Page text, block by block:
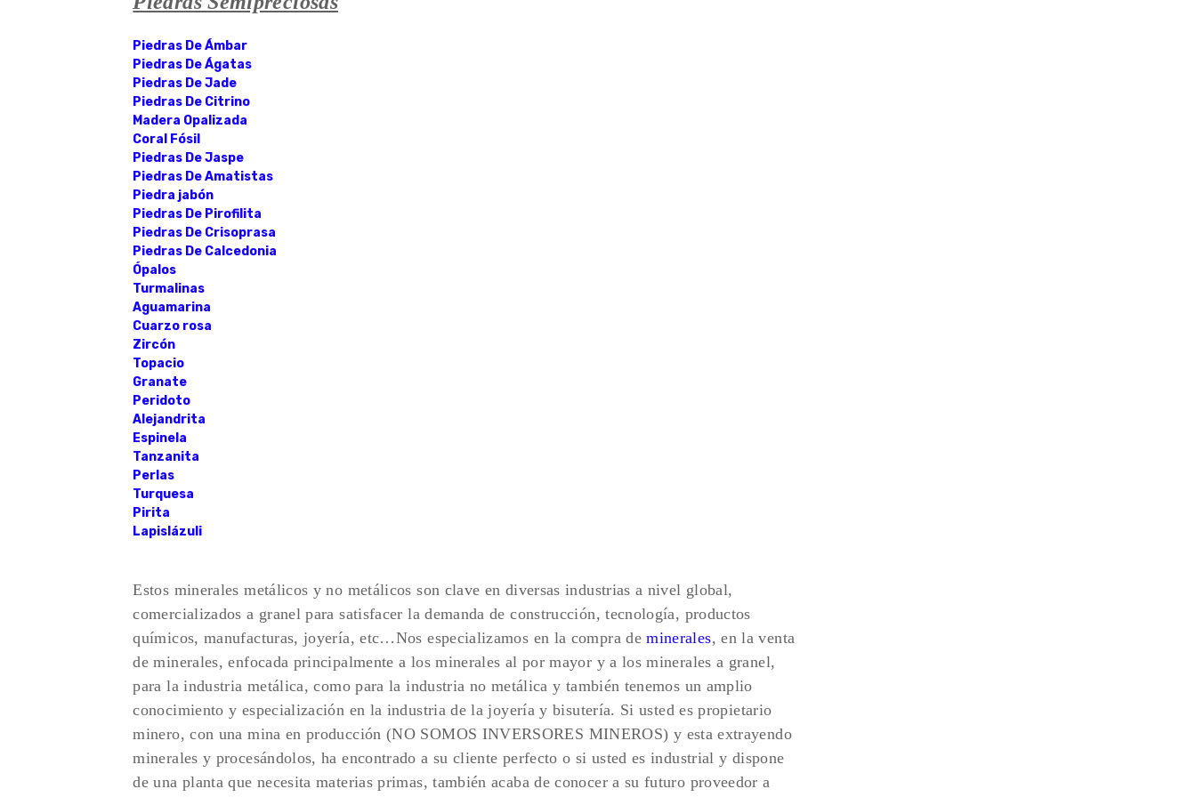
Piedras De Ámbar
Piedras De Ágatas
Piedras De Jade
Piedras De Citrino
Madera Opalizada
Coral Fósil
Piedras De Jaspe
Piedras De Amatistas
Piedra jabón
Piedras De Pirofilita
Piedras De Crisoprasa
Piedras De Calcedonia
Ópalos
Turmalinas
Aguamarina
Cuarzo rosa
Zircón
Topacio
Granate
Peridoto
Alejandrita
Espinela
Tanzanita
Perlas
Turquesa
Pirita
Lapislázuli
Estos minerales metálicos y no metálicos son clave en diversas industrias a nivel global,
comercializados a granel para satisfacer la demanda de construcción, tecnología, productos
químicos, manufacturas, joyería, etc…Nos especializamos en la compra deminerales, en la venta
de minerales, enfocada principalmente a los minerales al por mayor y a los minerales a granel,
para la industria metálica, como para la industria no metálica y también tenemos un amplio
conocimiento y especialización en la industria de la joyería y bisutería. Si usted es propietario
minero, con una mina en producción (NO SOMOS INVERSORES MINEROS) y esta extrayendo
minerales y procesándolos, ha encontrado a su cliente perfecto o si usted es industrial y dispone
de una planta que necesita materias primas, también acaba de conocer a su futuro proveedor a